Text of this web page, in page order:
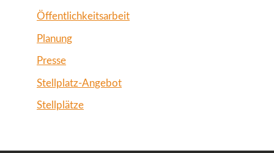
Öffentlichkeitsarbeit
Planung
Presse
Stellplatz-Angebot
Stellplätze